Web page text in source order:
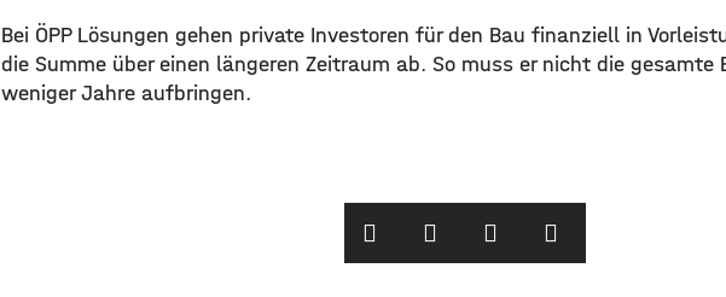
Bei ÖPP Lösungen gehen private Investoren für den Bau finanziell in
die Summe über einen längeren Zeitraum ab. So muss er nicht die gesamte
weniger Jahre aufbringen.